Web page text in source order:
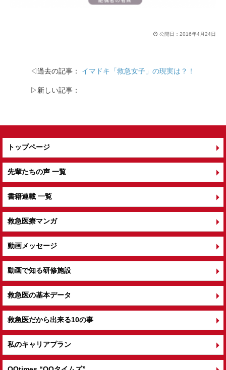
公開日： 2016年4月24日
◁過去の記事： イマドキ「救急女子」の現実は？！
▷新しい記事：
トップページ
先輩たちの声 一覧
書籍連載 一覧
救急医療マンガ
動画メッセージ
動画で知る研修施設
救急医の基本データ
救急医だから出来る10の事
私のキャリアプラン